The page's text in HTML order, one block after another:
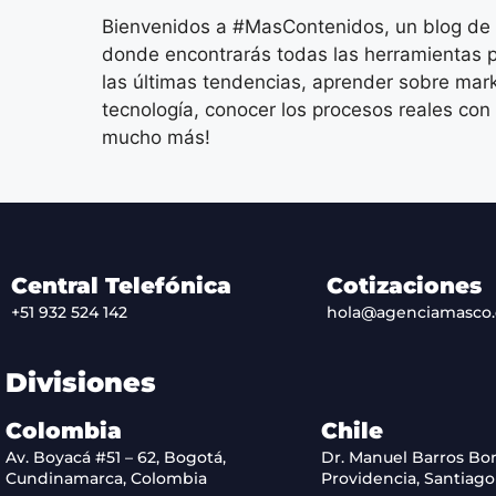
Bienvenidos a #MasContenidos, un blog
donde encontrarás todas las herramientas
las últimas tendencias, aprender sobre
tecnología, conocer los procesos reales con
mucho más!
Central Telefónica
+51 932 524 142
Cotizaciones
Divisiones
Colombia
Av. Boyacá #51 – 62, Bogotá,
Cundinamarca, Colombia
Chile
Dr. Manuel Barros
Providencia,